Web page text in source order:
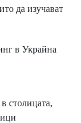
да изучават
в Украйна
столицата,